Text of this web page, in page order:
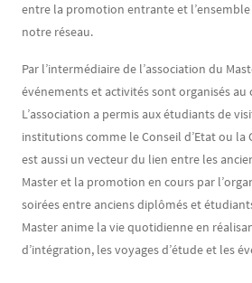
entre la promotion entrante et
notre réseau.
Par l’intermédiaire de l’association du
événements et activités sont organisés au
L’association a permis aux étudiants de
institutions comme le Conseil d’Etat ou la
est aussi un vecteur du lien entre les
Master et la promotion en cours par
soirées entre anciens diplômés et
Master anime la vie quotidienne en
d’intégration, les voyages d’étude et les